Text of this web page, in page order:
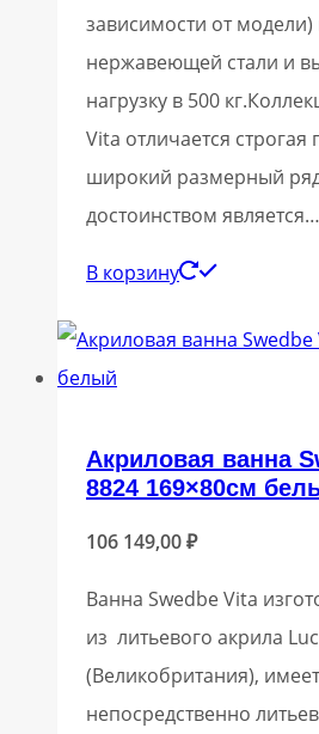
зависимости от модели)
нержавеющей стали и
нагрузку в 500
Vita отличается
широкий размерный
достоинством является…
В корзину
Акриловая ванна
8824 169×80см
106 149,00₽
Ванна Swedbe Vita
из литьевого акрила
(Великобритания),
непосредственно